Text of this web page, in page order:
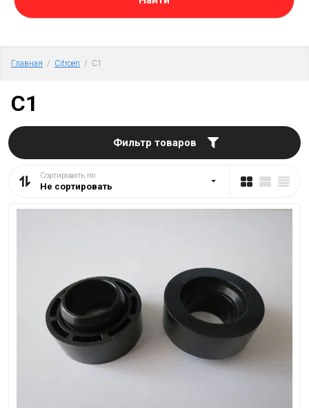
Главная
  /
Citroen
  /  C1
C1
Фильтр товаров
Сортировать по
Не сортировать